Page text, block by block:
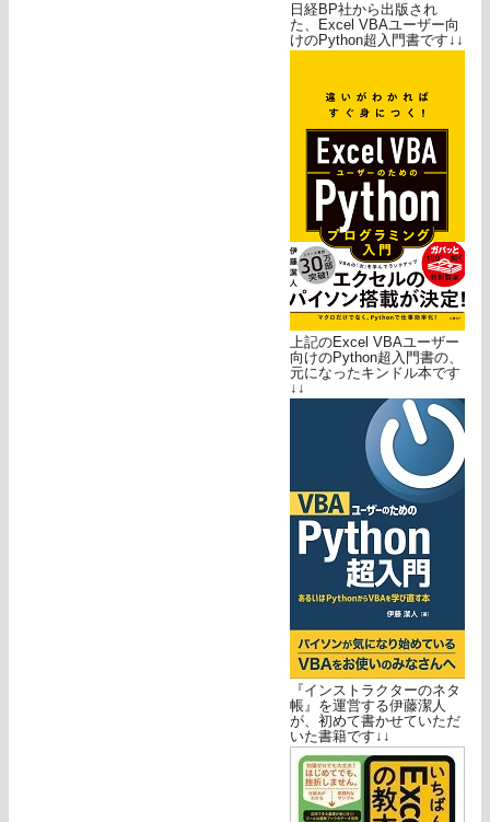
日経BP社から出版され
た、Excel VBAユーザー向
けのPython超入門書です↓↓
上記のExcel VBAユーザー
向けのPython超入門書の、
元になったキンドル本です
↓↓
『インストラクターのネタ
帳』を運営する伊藤潔人
が、初めて書かせていただ
いた書籍です↓↓